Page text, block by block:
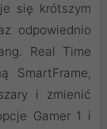
się krótszym
odpowiednio
Real Time
SmartFrame,
i zmienić
Gamer 1 i